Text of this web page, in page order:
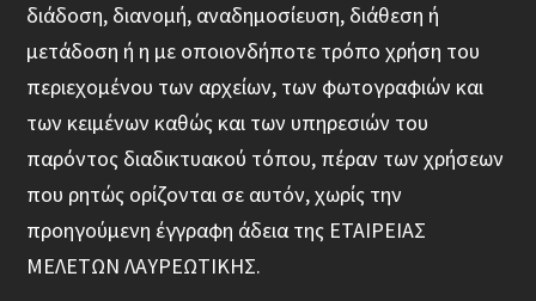
διάδοση, διανομή, αναδημοσίευση, διάθεση ή
μετάδοση ή η με οποιονδήποτε τρόπο χρήση του
περιεχομένου των αρχείων, των φωτογραφιών και
των κειμένων καθώς και των υπηρεσιών του
παρόντος διαδικτυακού τόπου, πέραν των χρήσεων
που ρητώς ορίζονται σε αυτόν, χωρίς την
προηγούμενη έγγραφη άδεια της ΕΤΑΙΡΕΙΑΣ
ΜΕΛΕΤΩΝ ΛΑΥΡΕΩΤΙΚΗΣ.